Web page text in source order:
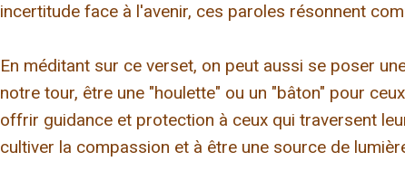
incertitude face à l'avenir, ces paroles résonnent
En méditant sur ce verset, on peut aussi se poser
notre tour, être une "houlette" ou un "bâton" pour
offrir guidance et protection à ceux qui traversent
cultiver la compassion et à être une source de